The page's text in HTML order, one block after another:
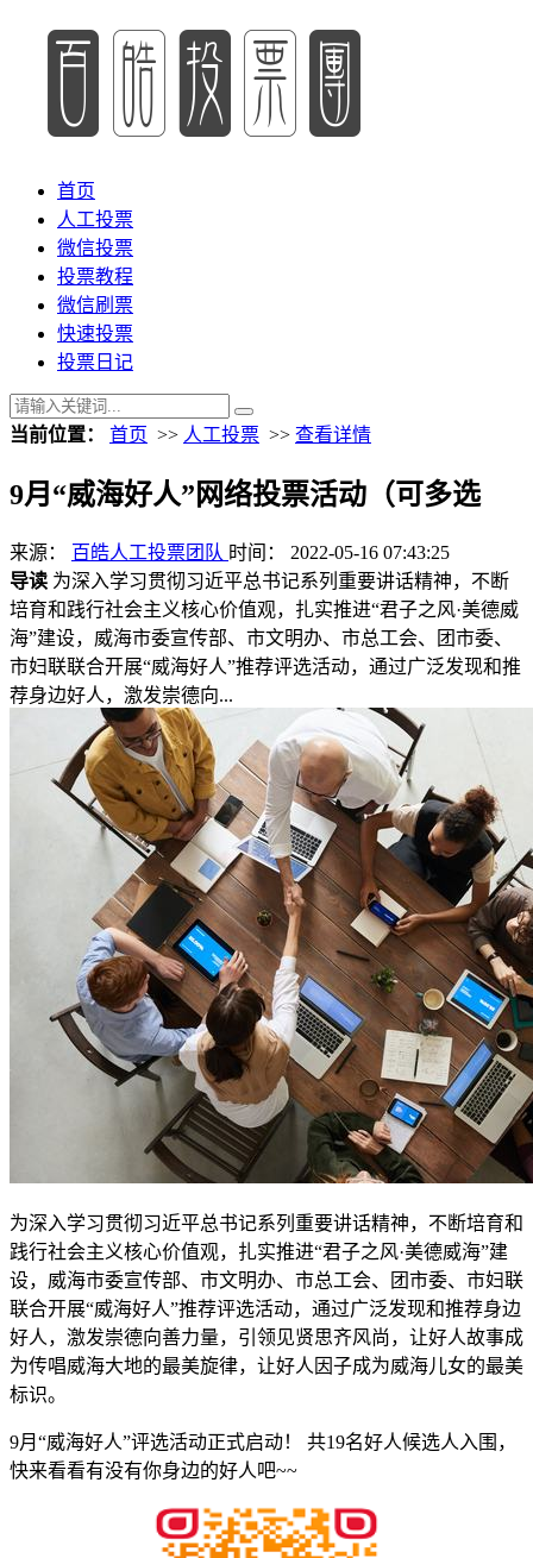
首页
人工投票
微信投票
投票教程
微信刷票
快速投票
投票日记
当前位置： 首页 >> 人工投票 >> 查看详情
9月“威海好人”网络投票活动（可多选
来源： 百皓人工投票团队 时间： 2022-05-16 07:43:25
导读 为深入学习贯彻习近平总书记系列重要讲话精神，不断
培育和践行社会主义核心价值观，扎实推进“君子之风·美德威
海”建设，威海市委宣传部、市文明办、市总工会、团市委、
市妇联联合开展“威海好人”推荐评选活动，通过广泛发现和推
荐身边好人，激发崇德向...
为深入学习贯彻习近平总书记系列重要讲话精神，不断培育和
践行社会主义核心价值观，扎实推进“君子之风·美德威海”建
设，威海市委宣传部、市文明办、市总工会、团市委、市妇联
联合开展“威海好人”推荐评选活动，通过广泛发现和推荐身边
好人，激发崇德向善力量，引领见贤思齐风尚，让好人故事成
为传唱威海大地的最美旋律，让好人因子成为威海儿女的最美
标识。
9月“威海好人”评选活动正式启动！ 共19名好人候选人入围，
快来看看有没有你身边的好人吧~~